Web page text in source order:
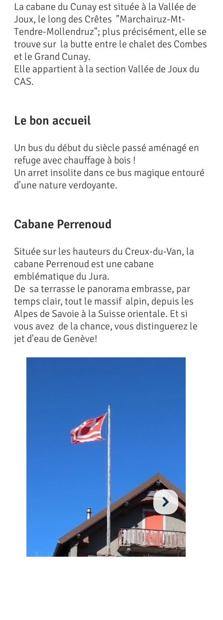
La cabane du Cunay est située à la Vallée de
Joux, le long des Crêtes "Marchairuz-Mt-
Tendre-Mollendruz"; plus précisément, elle se
trouve sur la butte entre le chalet des Combes
et le Grand Cunay.
Elle appartient à la section Vallée de Joux du
CAS.
Le bon accueil
Un bus du début du siècle passé aménagé en
refuge avec chauffage à bois !
Un arret insolite dans ce bus magique entouré
d'une nature verdoyante.
Cabane Perrenoud
Située sur les hauteurs du Creux-du-Van, la
cabane Perrenoud est une cabane
emblématique du Jura.
De sa terrasse le panorama embrasse, par
temps clair, tout le massif alpin, depuis les
Alpes de Savoie à la Suisse orientale. Et si
vous avez de la chance, vous distinguerez le
jet d'eau de Genève!